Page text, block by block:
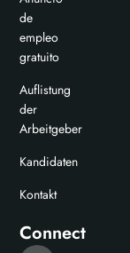
de
empleo
gratuito
Auflistung
der
Arbeitgeber
Kandidaten
Kontakt
Connect